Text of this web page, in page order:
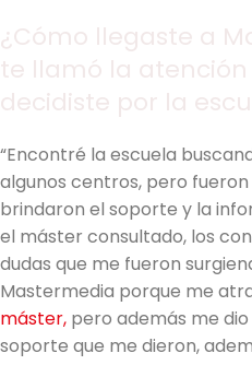
“Encontré la escuela
algunos centros, pero
brindaron el soporte y la
el máster consultado, los
dudas que me fueron
Mastermedia porque me
máster, pero además me
soporte que me dieron,